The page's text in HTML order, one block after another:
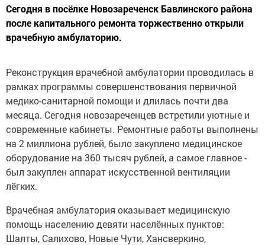
Сегодня в посёлке Новозареченск Бавлинского района
после капитального ремонта торжественно открыли
врачебную амбулаторию.
Реконструкция врачебной амбулатории проводилась в
рамках программы совершенствования первичной
медико-санитарной помощи и длилась почти два
месяца. Сегодня новозареченцев встретили уютные и
современные кабинеты. Ремонтные работы выполнены
на 2 миллиона рублей, было закуплено медицинское
оборудование на 360 тысяч рублей, а самое главное -
был закуплен аппарат искусственной вентиляции
лёгких.
Врачебная амбулатория оказывает медицинскую
помощь населению девяти населённых пунктов:
Шалты, Салихово, Новые Чути, Хансверкино,